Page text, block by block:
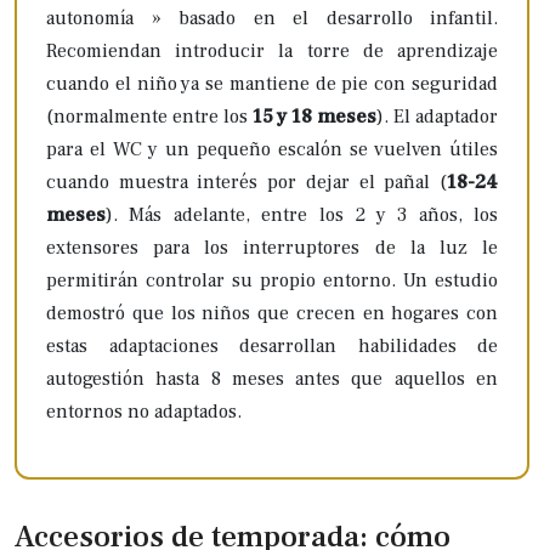
autonomía » basado en el desarrollo infantil.
Recomiendan introducir la torre de aprendizaje
cuando el niño ya se mantiene de pie con seguridad
(normalmente entre los 15 y 18 meses). El adaptador
para el WC y un pequeño escalón se vuelven útiles
cuando muestra interés por dejar el pañal (18-24
meses). Más adelante, entre los 2 y 3 años, los
extensores para los interruptores de la luz le
permitirán controlar su propio entorno. Un estudio
demostró que los niños que crecen en hogares con
estas adaptaciones desarrollan habilidades de
autogestión hasta 8 meses antes que aquellos en
entornos no adaptados.
Accesorios de temporada: cómo